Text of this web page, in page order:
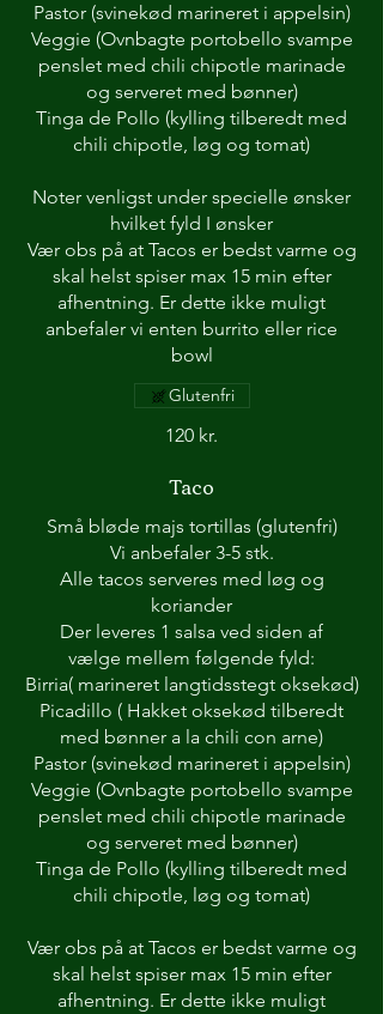
Pastor (svinekød marineret i appelsin)
Veggie (Ovnbagte portobello svampe
penslet med chili chipotle marinade
og serveret med bønner)
Tinga de Pollo (kylling tilberedt med
chili chipotle, løg og tomat)
Noter venligst under specielle ønsker
hvilket fyld I ønsker
Vær obs på at Tacos er bedst varme og
skal helst spiser max 15 min efter
afhentning. Er dette ikke muligt
anbefaler vi enten burrito eller rice
120 kr.
Glutenfri
Taco
Små bløde majs tortillas (glutenfri)
Vi anbefaler 3-5 stk.
Alle tacos serveres med løg og
koriander
Der leveres 1 salsa ved siden af
vælge mellem følgende fyld:
Birria( marineret langtidsstegt oksekød)
Picadillo ( Hakket oksekød tilberedt
med bønner a la chili con arne)
Pastor (svinekød marineret i appelsin)
Veggie (Ovnbagte portobello svampe
penslet med chili chipotle marinade
og serveret med bønner)
Tinga de Pollo (kylling tilberedt med
chili chipotle, løg og tomat)
Vær obs på at Tacos er bedst varme og
skal helst spiser max 15 min efter
afhentning. Er dette ikke muligt